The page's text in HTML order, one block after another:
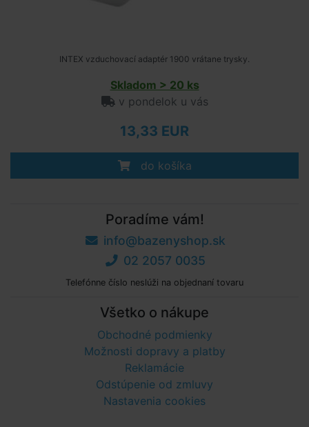
INTEX vzduchovací adaptér 1900 vrátane trysky.
Skladom > 20 ks
v pondelok u vás
13,33 EUR
do košíka
Poradíme vám!
info@bazenyshop.sk
02 2057 0035
Telefónne číslo neslúži na objednaní tovaru
Všetko o nákupe
Obchodné podmienky
Možnosti dopravy a platby
Reklamácie
Odstúpenie od zmluvy
Nastavenia cookies